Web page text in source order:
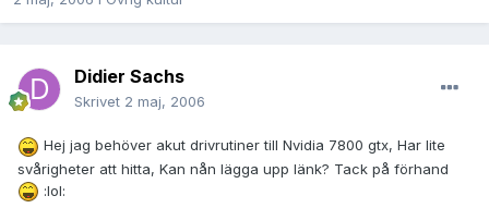
Didier Sachs
Skrivet 2 maj, 2006
Hej jag behöver akut drivrutiner till Nvidia 7800 gtx, Har lite
svårigheter att hitta, Kan nån lägga upp länk? Tack på förhand
:lol: